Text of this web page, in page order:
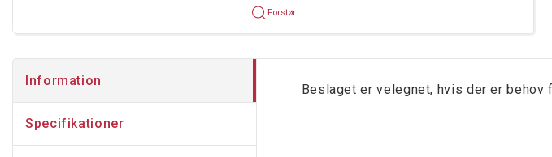
Forstør
Information
Specifikationer
Beslaget er velegnet, hvis der er